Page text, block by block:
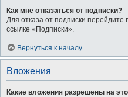
Как мне отказаться от подписки?
Для отказа от подписки
ссылке «Подписки».
Вернуться к началу
Вложения
Какие вложения разрешены на